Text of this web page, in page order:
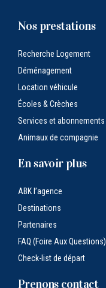
Nos prestations
Recherche Logement
Déménagement
Location véhicule
Écoles & Crèches
Services et abonnements
Animaux de compagnie
En savoir plus
ABK l’agence
Destinations
Partenaires
FAQ (Foire Aux Questions)
Check-list de départ
Prenons contact